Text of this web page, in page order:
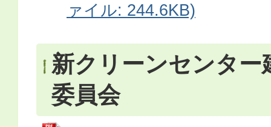
ァイル: 244.6KB)
新クリーンセンター
委員会